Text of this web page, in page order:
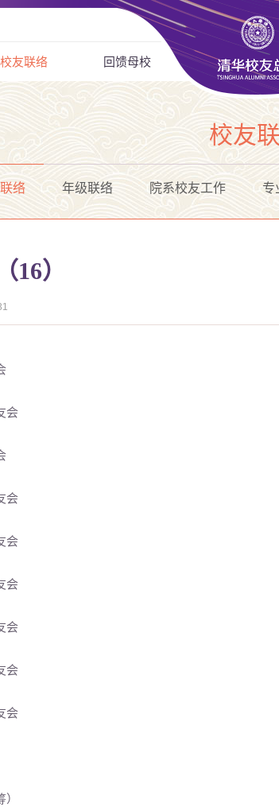
校友联络 回馈母校
校友
络 年级联络 院系校友工作 专
16）
会
会
会
会
会
会
会